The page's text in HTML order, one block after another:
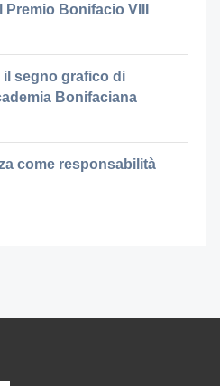
Bonifacio VIII
il segno grafico di
Bonifaciana
come responsabilità